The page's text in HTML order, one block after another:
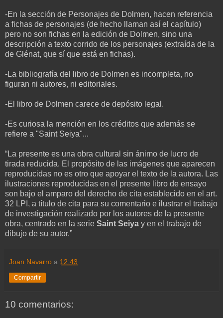
-En la sección de Personajes de Dolmen, hacen referencia
a fichas de personajes (de hecho llaman así el capítulo)
pero no son fichas en la edición de Dolmen, sino una
descripción a texto corrido de los personajes (extraída de la
de Glénat, que sí que está en fichas).
-La bibliografía del libro de Dolmen es incompleta, no
figuran ni autores, ni editoriales.
-El libro de Dolmen carece de depósito legal.
-Es curiosa la mención en los créditos que además se
refiere a "Saint Seiya"...
“La presente es una obra cultural sin ánimo de lucro de
tirada reducida. El propósito de las imágenes que aparecen
reproducidas no es otro que apoyar el texto de la autora. Las
ilustraciones reproducidas en el presente libro de ensayo
son bajo el amparo del derecho de cita establecido en el art.
32 LPI, a título de cita para su comentario e ilustrar el trabajo
de investigación realizado por los autores de la presente
obra, centrado en la serie Saint Seiya y en el trabajo de
dibujo de su autor.”
Joan Navarro a 12:43
Compartir
10 comentarios: